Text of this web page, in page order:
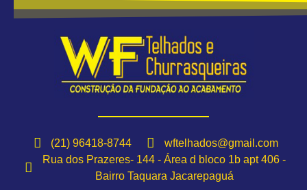
(21) 96418-8744
wftelhados@gmail.com
Rua dos Prazeres- 144 - Área d bloco 1b apt 406 -
Bairro Taquara Jacarepaguá